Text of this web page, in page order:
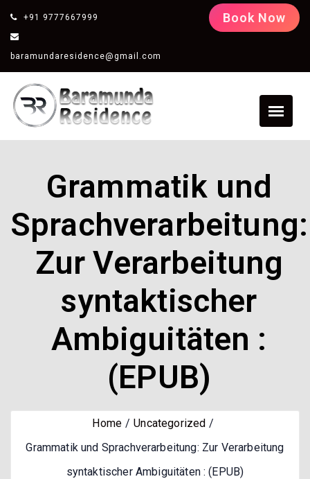
+91 9777667999
baramundaresidence@gmail.com
Book Now
Grammatik und
Sprachverarbeitung:
Zur Verarbeitung
syntaktischer
Ambiguitäten :
(EPUB)
Home
Uncategorized
Grammatik und Sprachverarbeitung: Zur Verarbeitung
syntaktischer Ambiguitäten : (EPUB)